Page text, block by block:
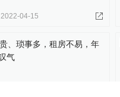
2022-04-15